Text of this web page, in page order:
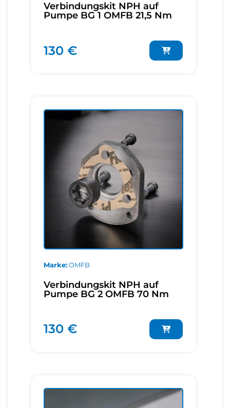
Verbindungskit NPH auf
Pumpe BG 1 OMFB 21,5 Nm
130 €
Marke OMFB
Verbindungskit NPH auf
Pumpe BG 2 OMFB 70 Nm
130 €